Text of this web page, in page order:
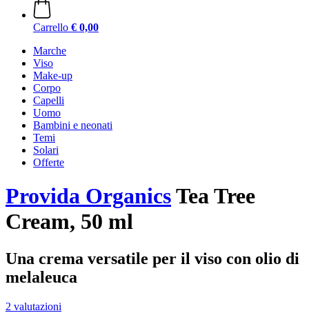
Carrello € 0,00
Marche
Viso
Make-up
Corpo
Capelli
Uomo
Bambini e neonati
Temi
Solari
Offerte
Provida OrganicsTea Tree
Cream, 50 ml
Una crema versatile per il viso con olio di
melaleuca
2 valutazioni